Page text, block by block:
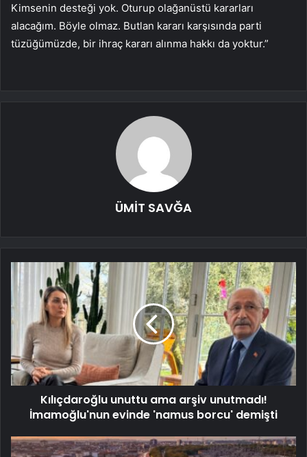
Kimsenin desteği yok. Oturup olağanüstü kararları
alacağım. Böyle olmaz. Butlan kararı karşısında parti
tüzüğümüzde, bir ihraç kararı alınma hakkı da yoktur.”
ÜMİT SAVĞA
Kılıçdaroğlu unuttu ama arşiv unutmadı!
İmamoğlu'nun evinde 'namus borcu' demişti